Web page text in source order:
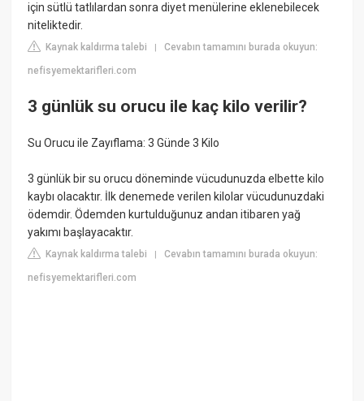
için sütlü tatlılardan sonra diyet menülerine eklenebilecek
niteliktedir.
Kaynak kaldırma talebi |Cevabın tamamını burada okuyun:
nefisyemektarifleri.com
3 günlük su orucu ile kaç kilo verilir?
Su Orucu ile Zayıflama: 3 Günde 3 Kilo
3 günlük bir su orucu döneminde vücudunuzda elbette kilo
kaybı olacaktır. İlk denemede verilen kilolar vücudunuzdaki
ödemdir. Ödemden kurtulduğunuz andan itibaren yağ
yakımı başlayacaktır.
Kaynak kaldırma talebi |Cevabın tamamını burada okuyun:
nefisyemektarifleri.com